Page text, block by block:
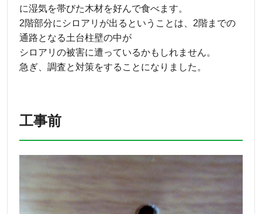
に湿気を帯びた木材を好んで食べます。
2階部分にシロアリが出るということは、2階までの
通路となる土台柱壁の中が
シロアリの被害に遭っているかもしれません。
急ぎ、調査と対策をすることになりました。
工事前